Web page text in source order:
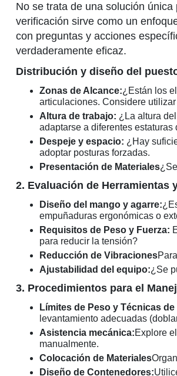
No se trata de una solución
verificación sirve como un
con preguntas y acciones
verdaderamente eficaz.
Distribución y diseño del
Zonas de Alcance:¿Están los
articulaciones. Considere
Altura de trabajo: ¿La altura
adaptarse a diferentes estaturas
Despeje y espacio: ¿Hay
adoptar posturas forzadas.
Presentación de Materiales
2. Evaluación de Herramientas
Diseño del mango y agarre:
empuñaduras ergonómicas o
Requisitos de Peso y Fuerza:
para reducir la tensión?
Reducción de Vibraciones
Ajustabilidad del equipo:¿Se
3. Procedimientos para el
Límites de Peso y Técnicas
levantamiento adecuadas
Asistencia mecánica:Explore
manualmente.
Colocación de Materiales
Diseño de Contenedores: